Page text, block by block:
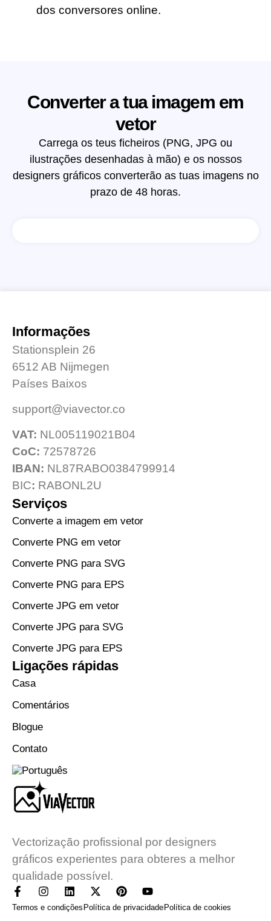
dos conversores online.
Converter a tua imagem em
vetor
Carrega os teus ficheiros (PNG, JPG ou
ilustrações desenhadas à mão) e os nossos
designers gráficos converterão as tuas imagens no
prazo de 48 horas.
Vectorização profissional por designers
gráficos experientes para obteres a melhor
qualidade possível.
Termos e condições Política de privacidadePolítica de cookies
Serviços
Converte a imagem em vetor
Converte PNG em vetor
Converte PNG para SVG
Converte PNG para EPS
Converte JPG em vetor
Converte JPG para SVG
Converte JPG para EPS
Ligações rápidas
Casa
Comentários
Blogue
Contato
Informações
Stationsplein 26
6512 AB Nijmegen
Países Baixos
support@viavector.co
VAT: NL005119021B04
CoC: 72578726
IBAN: NL87RABO0384799914
BIC: RABONL2U